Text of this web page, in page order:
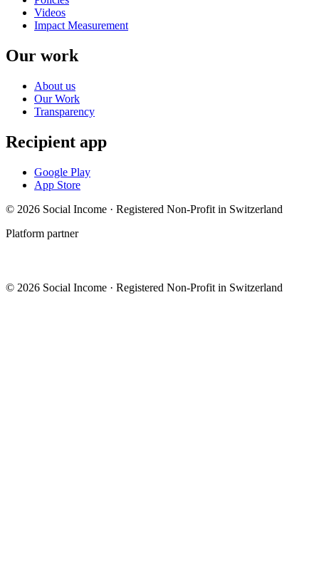
Videos
Impact Measurement
Our work
About us
Our Work
Transparency
Recipient app
Google Play
App Store
© 2026 Social Income · Registered Non-Profit in Switzerland
Platform partner
© 2026 Social Income · Registered Non-Profit in Switzerland